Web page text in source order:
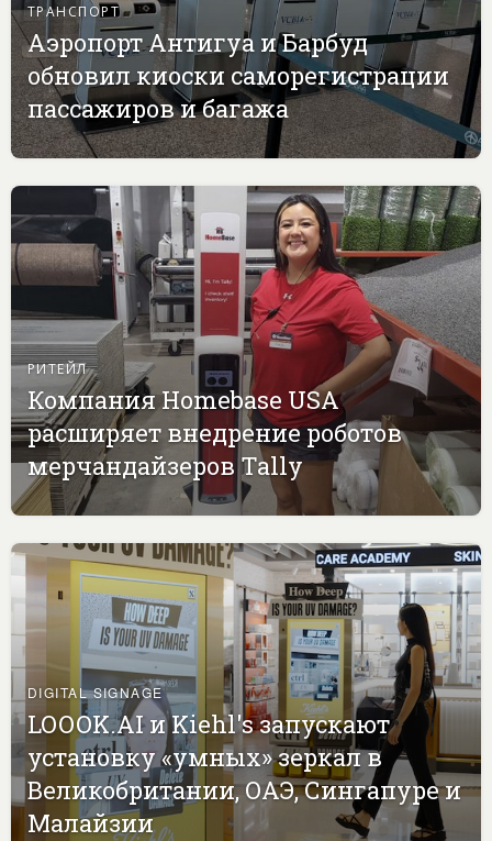
ТРАНСПОРТ
Аэропорт Антигуа и Барбуд
обновил киоски саморегистрации
пассажиров и багажа
РИТЕЙЛ
Компания Homebase USA
расширяет внедрение роботов
мерчандайзеров Tally
DIGITAL SIGNAGE
LOOOK.AI и Kiehl's запускают
установку «умных» зеркал в
Великобритании, ОАЭ, Сингапуре и
Малайзии